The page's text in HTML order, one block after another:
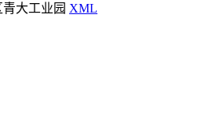
大工业园 XML